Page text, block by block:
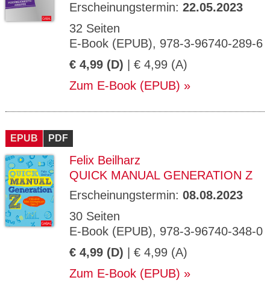
Erscheinungstermin: 22.05.2023
32 Seiten
E-Book (EPUB), 978-3-96740-289-6
€ 4,99 (D) | € 4,99 (A)
Zum E-Book (EPUB)
EPUB PDF
Felix Beilharz
QUICK MANUAL GENERATION Z
Erscheinungstermin: 08.08.2023
30 Seiten
E-Book (EPUB), 978-3-96740-348-0
€ 4,99 (D) | € 4,99 (A)
Zum E-Book (EPUB)